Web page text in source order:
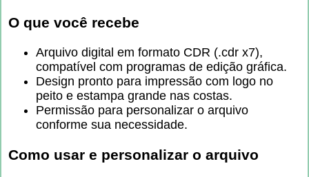
O que você recebe
Arquivo digital em formato CDR (.cdr x7),
compatível com programas de edição gráfica.
Design pronto para impressão com logo no
peito e estampa grande nas costas.
Permissão para personalizar o arquivo
conforme sua necessidade.
Como usar e personalizar o arquivo